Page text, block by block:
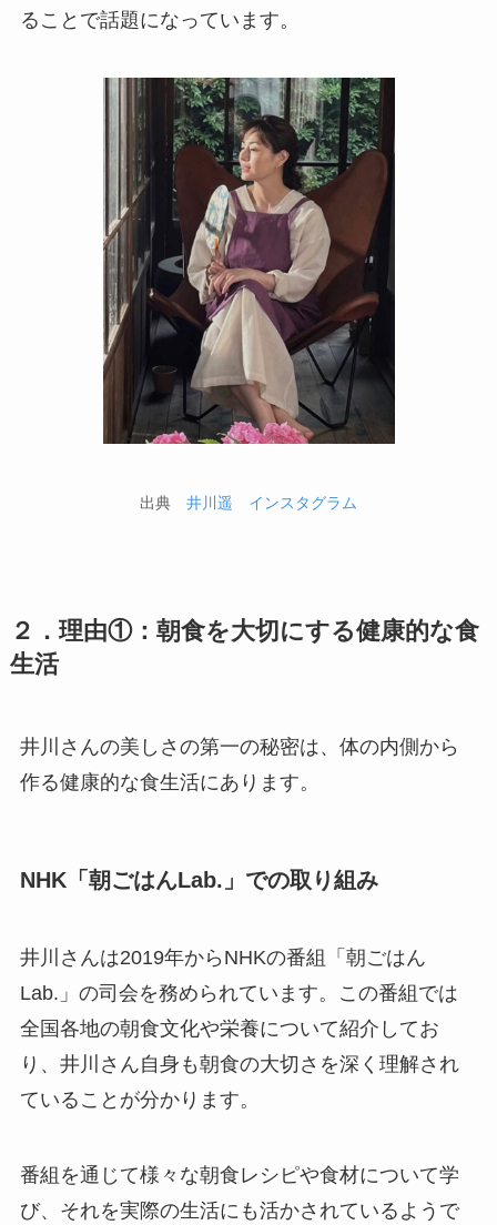
ることで話題になっています。
出典 井川遥 インスタグラム
２．理由①：朝食を大切にする健康的な食
生活
井川さんの美しさの第一の秘密は、体の内側から
作る健康的な食生活にあります。
NHK「朝ごはんLab.」での取り組み
井川さんは2019年からNHKの番組「朝ごはん
Lab.」の司会を務められています。この番組では
全国各地の朝食文化や栄養について紹介してお
り、井川さん自身も朝食の大切さを深く理解され
ていることが分かります。
番組を通じて様々な朝食レシピや食材について学
び、それを実際の生活にも活かされているようで